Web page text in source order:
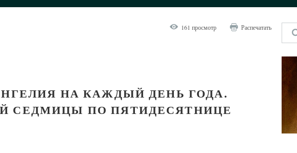
161 просмотр Распечатать
НА КАЖДЫЙ ДЕНЬ ГОДА.
СЕДМИЦЫ ПО ПЯТИДЕСЯТНИЦЕ